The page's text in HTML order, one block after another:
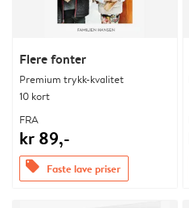
Flere fonter
Premium trykk-kvalitet
10 kort
FRA
kr 89,-
offers Faste lave priser